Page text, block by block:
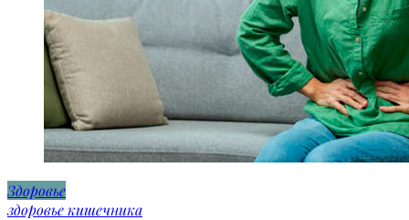
Здоровье
здоровье кишечника